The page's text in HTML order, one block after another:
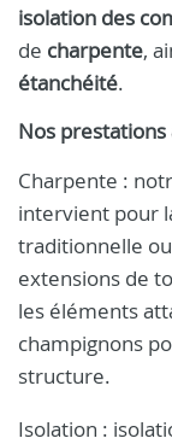
isolation des
de charpente,
étanchéité.
Nos prestations
Charpente :
intervient pour
traditionnelle
extensions de
les éléments
champignons
structure.
Isolation :